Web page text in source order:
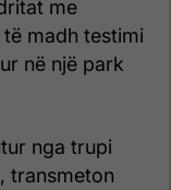
me
madh testimi
në një park
nga trupi
transmeton